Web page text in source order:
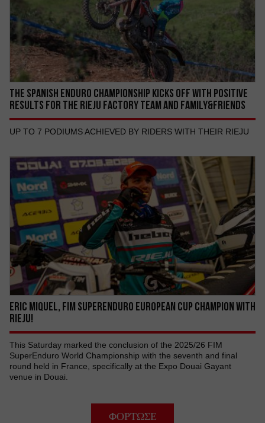
THE SPANISH ENDURO CHAMPIONSHIP KICKS OFF WITH POSITIVE
RESULTS FOR THE RIEJU FACTORY TEAM AND FAMILY&FRIENDS
UP TO 7 PODIUMS ACHIEVED BY RIDERS WITH THEIR RIEJU
ERIC MIQUEL, FIM SUPERENDURO EUROPEAN CUP CHAMPION WITH
RIEJU!
This Saturday marked the conclusion of the 2025/26 FIM
SuperEnduro World Championship with the seventh and final
round held in France, specifically at the Expo Douai Gayant
venue in Douai.
ΦΌΡΤΩΣΕ